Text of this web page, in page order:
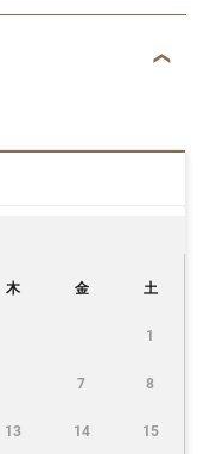
木 金 土
1
7 8
13 14 15